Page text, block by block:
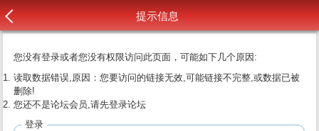
提示信息
您没有登录或者您没有权限访问此页面，可能如下几个原因:
读取数据错误,原因：您要访问的链接无效,可能链接不完整,或数据已被
删除!
您还不是论坛会员,请先登录论坛
登录